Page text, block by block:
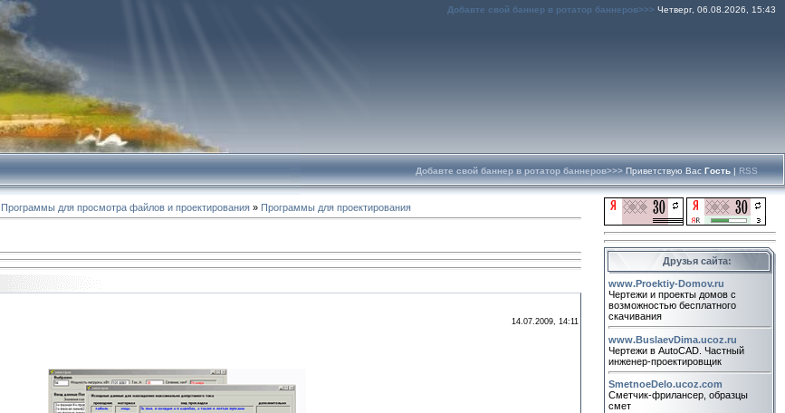
Добавте свой баннер в ротатор баннеров>>> Четверг, 06.08.2026, 15:43
Добавте свой баннер в ротатор баннеров>>> Приветствую Вас Гость | RSS
Программы для просмотра файлов и проектирования » Программы для проектирования
14.07.2009, 14:11
Друзья сайта:
www.Proektiy-Domov.ru
Чертежи и проекты домов с
возможностью бесплатного
скачивания
www.BuslaevDima.ucoz.ru
Чертежи в AutoCAD. Частный
инженер-проектировщик
SmetnoeDelo.ucoz.com
Сметчик-фрилансер, образцы
смет